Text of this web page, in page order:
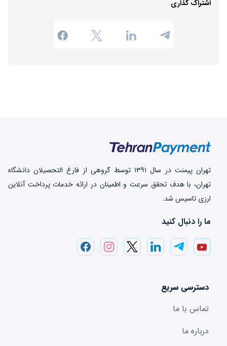
اشتراک گذاری
تهران‌ پیمنت در سال ۱۳۹۱ توسط گروهی از فارغ التحصیلان دانشگاه
تهران، با هدف تحقق سرعت و اطمینان در ارائه خدمات پرداخت‌ آنلاین
ارزی تاسیس شد.
ما را دنبال کنید
دسترسی سریع
تماس با ما
درباره ما